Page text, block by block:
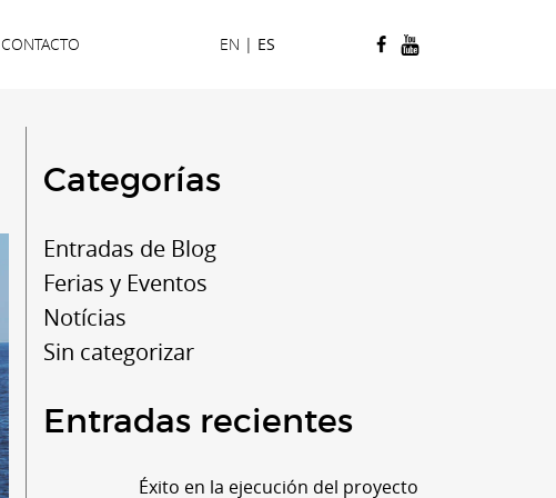
CONTACTO EN | ES
Categorías
Entradas de Blog
Ferias y Eventos
Notícias
Sin categorizar
Entradas recientes
Éxito en la ejecución del proyecto